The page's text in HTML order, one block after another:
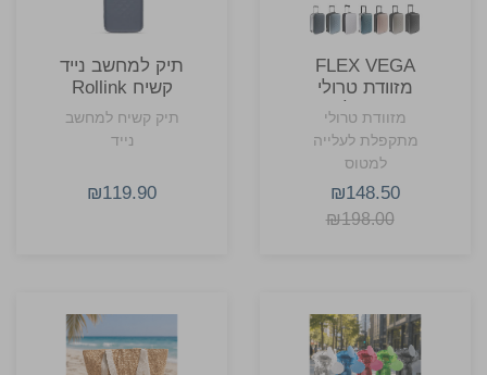
FLEX VEGA
מזוודת טרולי
מתקפלת
Carry-On
Rollink
מזוודת טרולי
מתקפלת לעלייה
למטוס
₪148.50
₪198.00
תיק למחשב נייד
קשיח Rollink
תיק קשיח למחשב
נייד
₪119.90